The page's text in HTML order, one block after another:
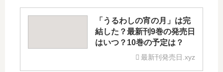
「うるわしの宵の月」は完
結した？最新刊9巻の発売日
はいつ？10巻の予定は？
最新刊発売日.xyz